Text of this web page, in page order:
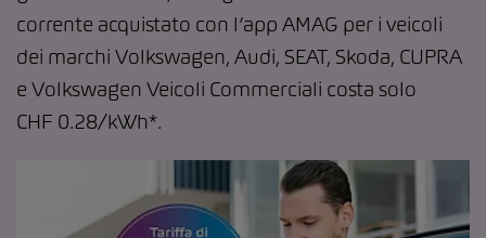
corrente acquistato con l’app AMAG per i veicoli
dei marchi Volkswagen, Audi, SEAT, Skoda, CUPRA
e Volkswagen Veicoli Commerciali costa solo
CHF 0.28/kWh*.